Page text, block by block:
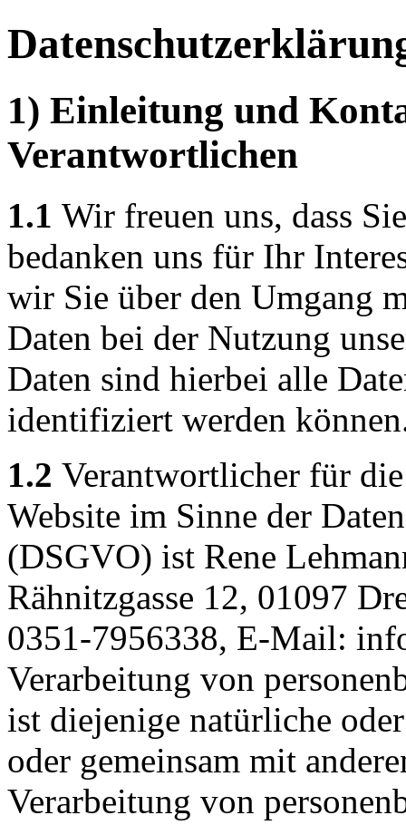
1) Einleitung und
Verantwortlichen
1.1 Wir freuen uns, dass
bedanken uns für Ihr
wir Sie über den Umgang
Daten bei der Nutzung
Daten sind hierbei alle
identifiziert werden
1.2 Verantwortlicher für
Website im Sinne der
(DSGVO) ist Rene
Rähnitzgasse 12, 01097
0351-7956338, E-Mail:
Verarbeitung von
ist diejenige natürliche
oder gemeinsam mit
Verarbeitung von